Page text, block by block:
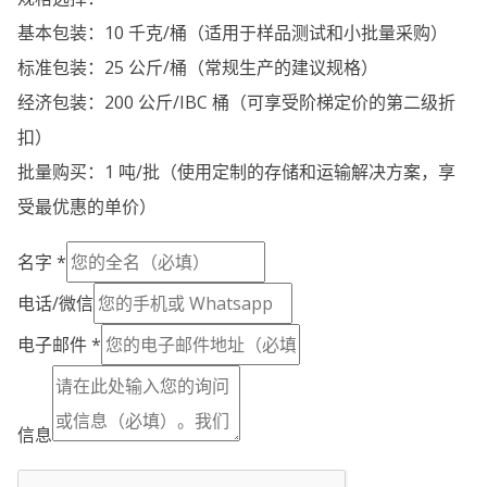
基本包装：10 千克/桶（适用于样品测试和小批量采购）
标准包装：25 公斤/桶（常规生产的建议规格）
经济包装：200 公斤/IBC 桶（可享受阶梯定价的第二级折
扣）
批量购买：1 吨/批（使用定制的存储和运输解决方案，享
受最优惠的单价）
名字 *
电话/微信
电子邮件*
信息
Spanish (Colombia)